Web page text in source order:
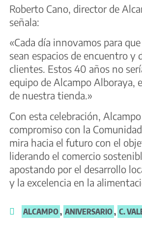
Roberto Cano, director de
señala:
«Cada día innovamos para
sean espacios de encuentro y
clientes. Estos 40 años no
equipo de Alcampo Alboraya,
de nuestra tienda.»
Con esta celebración,
compromiso con la
mira hacia el futuro con el
liderando el comercio
apostando por el desarrollo
y la excelencia en la
ALCAMPO, ANIVERSARIO, C.